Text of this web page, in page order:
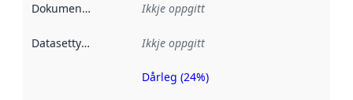
Dokumentasjon Ikkje oppgitt
Datasettype Ikkje oppgitt
Metadatakvalitet
Dårleg (24%)